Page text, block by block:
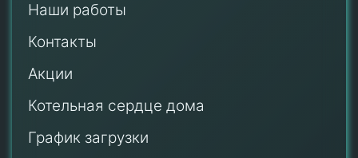
Наши работы
Контакты
Акции
Котельная сердце дома
График загрузки